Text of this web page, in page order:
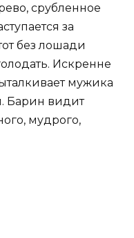
срубленное
за
без лошади
Искренне
мужика
Барин видит
мудрого,